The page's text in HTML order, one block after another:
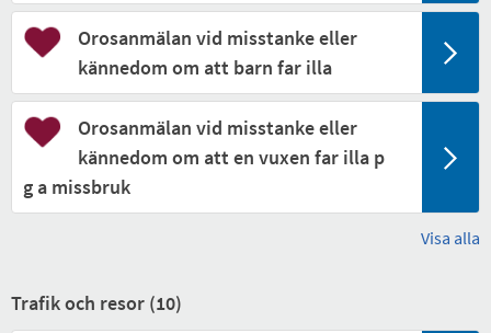
Orosanmälan vid misstanke eller
kännedom om att barn far illa
Orosanmälan vid misstanke eller
kännedom om att en vuxen far illa p
g a missbruk
Visa alla
Trafik och resor (10)